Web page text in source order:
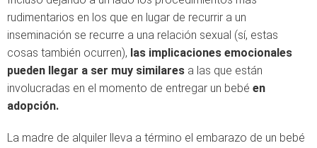
rudimentarios en los que en lugar de recurrir a un
inseminación se recurre a una relación sexual (sí, estas
cosas también ocurren), las implicaciones emocionales
pueden llegar a ser muy similares a las que están
involucradas en el momento de entregar un bebé en
adopción.
La madre de alquiler lleva a término el embarazo de un bebé